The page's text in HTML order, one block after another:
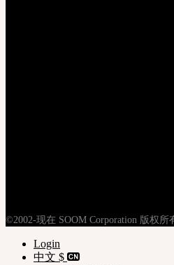
©2002-现在 SOOM Corporation 版权
Login
中文 $